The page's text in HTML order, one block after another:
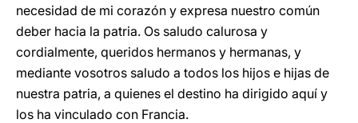
necesidad de mi corazón y expresa nuestro común
deber hacia la patria. Os saludo calurosa y
cordialmente, queridos hermanos y hermanas, y
mediante vosotros saludo a todos los hijos e hijas de
nuestra patria, a quienes el destino ha dirigido aquí y
los ha vinculado con Francia.